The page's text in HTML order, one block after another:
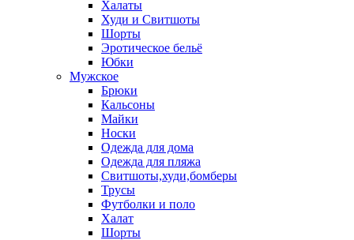
Халаты
Худи и Свитшоты
Шорты
Эротическое бельё
Юбки
Мужское
Брюки
Кальсоны
Майки
Носки
Одежда для дома
Одежда для пляжа
Свитшоты,худи,бомберы
Трусы
Футболки и поло
Халат
Шорты